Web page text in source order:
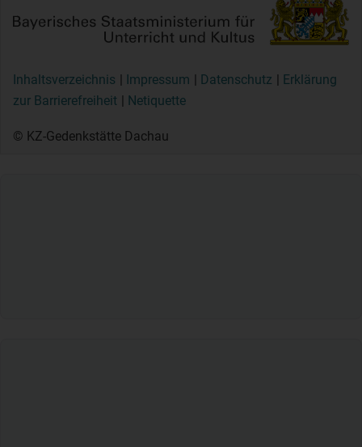
Inhaltsverzeichnis Impressum Datenschutz
Erklärung
zur Barrierefreiheit
Netiquette
© KZ-Gedenkstätte Dachau